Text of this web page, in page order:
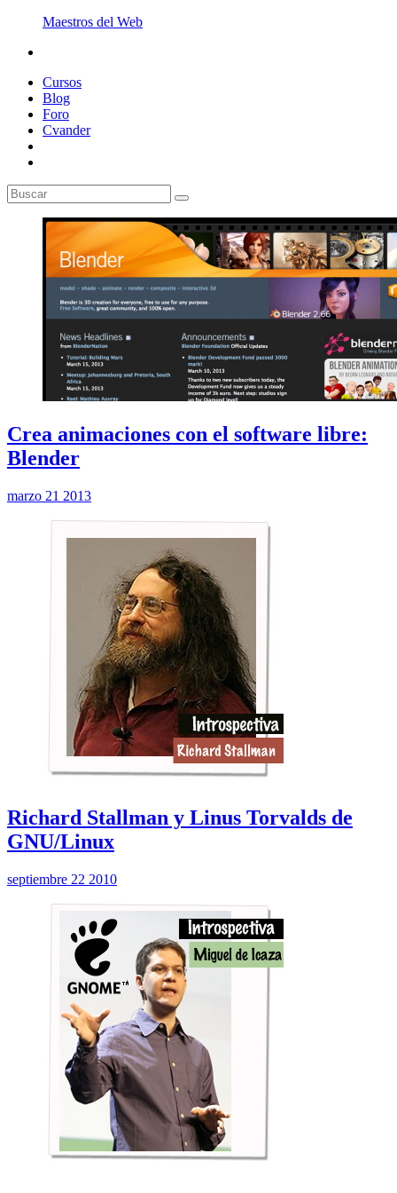
Maestros del Web
Cursos
Blog
Foro
Cvander
Crea animaciones con el software libre:
Blender
marzo 21 2013
Richard Stallman y Linus Torvalds de
GNU/Linux
septiembre 22 2010